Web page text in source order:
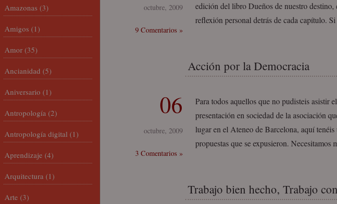
octubre, 2009
9 Comentarios »
edición del libro Dueños de nuestro destino,
reflexión personal detrás de cada capítulo.
Acción por la Democracia
06
octubre, 2009
3 Comentarios »
Para todos aquellos que no pudisteis asistir
presentación en sociedad de la asociación
lugar en el Ateneo de Barcelona, aquí
propuestas que se expusieron.
Trabajo bien hecho, Trabajo
Amazonas (3)
Amigos (1)
Amor (35)
Ancianidad (5)
Aniversario (1)
Antropología (2)
Antropología digital (1)
Aprendizaje (4)
Arquitectura (1)
Arte (3)